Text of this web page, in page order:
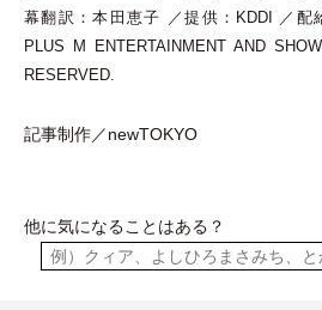
幕翻訳：本田恵子 ／提供：KDDI ／
PLUS M ENTERTAINMENT AND
RESERVED.
記事制作／newTOKYO
他に気になることはある？